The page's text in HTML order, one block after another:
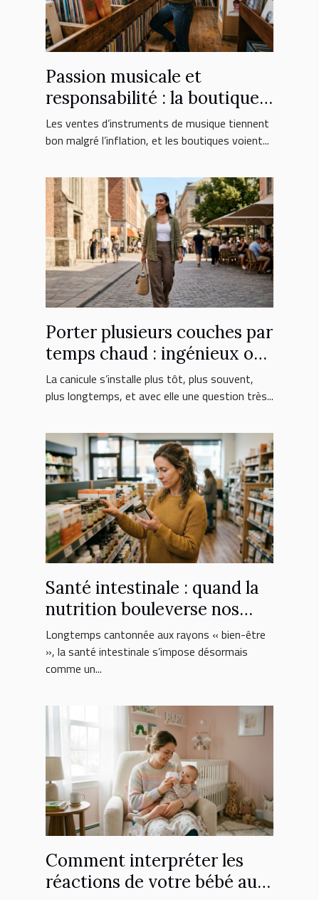
Passion musicale et
responsabilité : la boutique
face aux nouveaux
consommateurs
Les ventes d’instruments de musique tiennent
bon malgré l’inflation, et les boutiques voient...
Porter plusieurs couches par
temps chaud : ingénieux ou
erreur fatale ?
La canicule s’installe plus tôt, plus souvent,
plus longtemps, et avec elle une question très...
Santé intestinale : quand la
nutrition bouleverse nos
choix de suppléments
Longtemps cantonnée aux rayons « bien-être
», la santé intestinale s’impose désormais
comme un...
Comment interpréter les
réactions de votre bébé au